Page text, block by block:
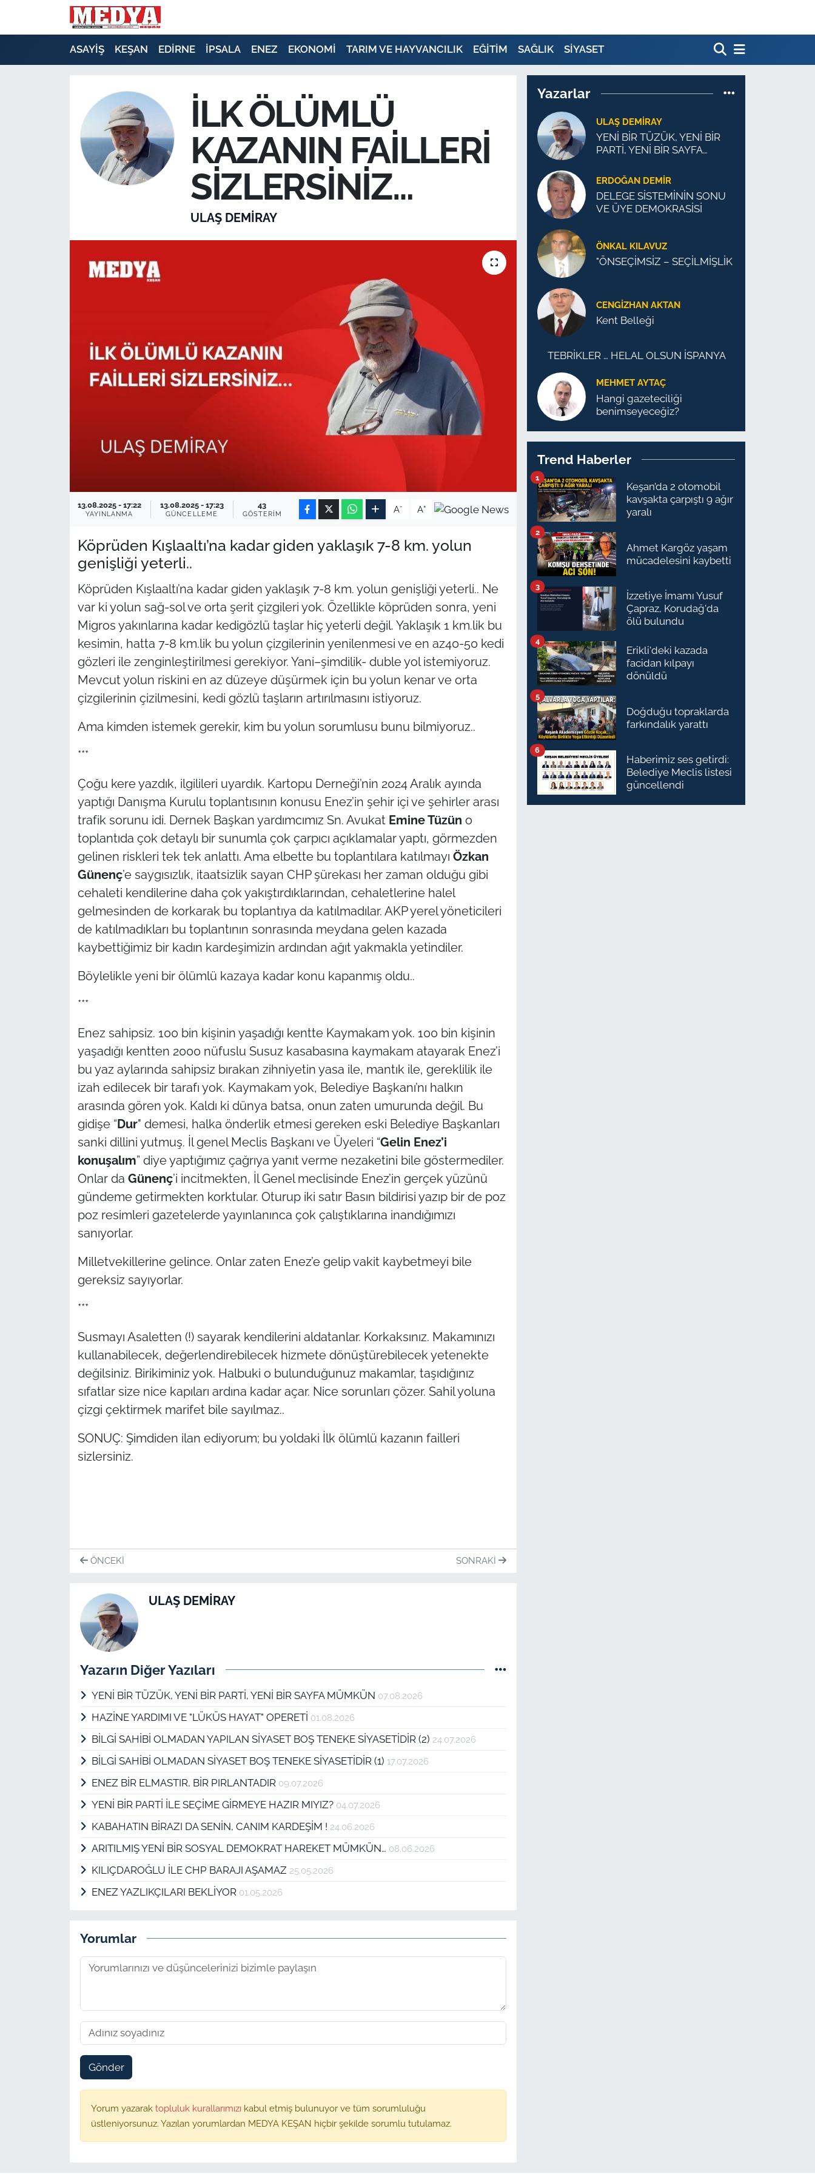
ASAYİŞ KEŞAN EDİRNE İPSALA ENEZ EKONOMİ TARIM VE HAYVANCILIK EĞİTİM SAĞLIK SİYASET
İLK ÖLÜMLÜ
KAZANIN FAİLLERİ
SİZLERSİNİZ…
ULAŞ DEMİRAY
13.08.2025 - 17:22
YAYINLANMA
13.08.2025 - 17:23
GÜNCELLEME
43
GÖSTERIM A- A+
Köprüden Kışlaaltı’na kadar giden yaklaşık 7-8 km. yolun
genişliği yeterli..
Köprüden Kışlaaltı’na kadar giden yaklaşık 7-8 km. yolun genişliği yeterli.. Ne
var ki yolun sağ-sol ve orta şerit çizgileri yok. Özellikle köprüden sonra, yeni
Migros yakınlarına kadar kedigözlü taşlar hiç yeterli değil. Yaklaşık 1 km.lik bu
kesimin, hatta 7-8 km.lik bu yolun çizgilerinin yenilenmesi ve en az40-50 kedi
gözleri ile zenginleştirilmesi gerekiyor. Yani–şimdilik- duble yol istemiyoruz.
Mevcut yolun riskini en az düzeye düşürmek için bu yolun kenar ve orta
çizgilerinin çizilmesini, kedi gözlü taşların artırılmasını istiyoruz.
Ama kimden istemek gerekir, kim bu yolun sorumlusu bunu bilmiyoruz..
***
Çoğu kere yazdık, ilgilileri uyardık. Kartopu Derneği’nin 2024 Aralık ayında
yaptığı Danışma Kurulu toplantısının konusu Enez’in şehir içi ve şehirler arası
trafik sorunu idi. Dernek Başkan yardımcımız Sn. Avukat Emine Tüzün o
toplantıda çok detaylı bir sunumla çok çarpıcı açıklamalar yaptı, görmezden
gelinen riskleri tek tek anlattı. Ama elbette bu toplantılara katılmayı Özkan
Günenç’e saygısızlık, itaatsizlik sayan CHP şürekası her zaman olduğu gibi
cehaleti kendilerine daha çok yakıştırdıklarından, cehaletlerine halel
gelmesinden de korkarak bu toplantıya da katılmadılar. AKP yerel yöneticileri
de katılmadıkları bu toplantının sonrasında meydana gelen kazada
kaybettiğimiz bir kadın kardeşimizin ardından ağıt yakmakla yetindiler.
Böylelikle yeni bir ölümlü kazaya kadar konu kapanmış oldu..
***
Enez sahipsiz. 100 bin kişinin yaşadığı kentte Kaymakam yok. 100 bin kişinin
yaşadığı kentten 2000 nüfuslu Susuz kasabasına kaymakam atayarak Enez’i
bu yaz aylarında sahipsiz bırakan zihniyetin yasa ile, mantık ile, gereklilik ile
izah edilecek bir tarafı yok. Kaymakam yok, Belediye Başkanı’nı halkın
arasında gören yok. Kaldı ki dünya batsa, onun zaten umurunda değil. Bu
gidişe “Dur" demesi, halka önderlik etmesi gereken eski Belediye Başkanları
sanki dillini yutmuş. İl genel Meclis Başkanı ve Üyeleri “Gelin Enez’i
konuşalım” diye yaptığımız çağrıya yanıt verme nezaketini bile göstermediler.
Onlar da Günenç’i incitmekten, İl Genel meclisinde Enez’in gerçek yüzünü
gündeme getirmekten korktular. Oturup iki satır Basın bildirisi yazıp bir de poz
poz resimleri gazetelerde yayınlanınca çok çalıştıklarına inandığımızı
sanıyorlar.
Milletvekillerine gelince. Onlar zaten Enez’e gelip vakit kaybetmeyi bile
gereksiz sayıyorlar.
***
Susmayı Asaletten (!) sayarak kendilerini aldatanlar. Korkaksınız. Makamınızı
kullanabilecek, değerlendirebilecek hizmete dönüştürebilecek yetenekte
değilsiniz. Birikiminiz yok. Halbuki o bulunduğunuz makamlar, taşıdığınız
sıfatlar size nice kapıları ardına kadar açar. Nice sorunları çözer. Sahil yoluna
çizgi çektirmek marifet bile sayılmaz..
SONUÇ: Şimdiden ilan ediyorum; bu yoldaki İlk ölümlü kazanın failleri
sizlersiniz.
ÖNCEKI SONRAKI
ULAŞ DEMİRAY
Yazarın Diğer Yazıları
YENİ BİR TÜZÜK, YENİ BİR PARTİ, YENİ BİR SAYFA MÜMKÜN 07.08.2026
HAZİNE YARDIMI VE "LÜKÜS HAYAT" OPERETİ 01.08.2026
BİLGİ SAHİBİ OLMADAN YAPILAN SİYASET BOŞ TENEKE SİYASETİDİR (2) 24.07.2026
BİLGİ SAHİBİ OLMADAN SİYASET BOŞ TENEKE SİYASETİDİR (1) 17.07.2026
ENEZ BİR ELMASTIR, BİR PIRLANTADIR 09.07.2026
YENİ BİR PARTİ İLE SEÇİME GİRMEYE HAZIR MIYIZ? 04.07.2026
KABAHATIN BİRAZI DA SENİN, CANIM KARDEŞİM ! 24.06.2026
ARITILMIŞ YENİ BİR SOSYAL DEMOKRAT HAREKET MÜMKÜN… 08.06.2026
KILIÇDAROĞLU İLE CHP BARAJI AŞAMAZ 25.05.2026
ENEZ YAZLIKÇILARI BEKLİYOR 01.05.2026
Yorumlar
Gönder
Yorum yazarak topluluk kurallarımızı kabul etmiş bulunuyor ve tüm sorumluluğu
üstleniyorsunuz. Yazılan yorumlardan MEDYA KEŞAN hiçbir şekilde sorumlu tutulamaz.
Yazarlar
ULAŞ DEMİRAY
YENİ BİR TÜZÜK, YENİ BİR
PARTİ, YENİ BİR SAYFA
ERDOĞAN DEMIR
DELEGE SİSTEMİNİN SONU
VE ÜYE DEMOKRASİSİ
ÖNKAL KILAVUZ
"ÖNSEÇİMSİZ – SEÇİLMİŞLİK
CENGİZHAN AKTAN
Kent Belleği
TEBRİKLER … HELAL OLSUN İSPANYA
MEHMET AYTAÇ
Hangi gazeteciliği
benimseyeceğiz?
Trend Haberler
Keşan’da 2 otomobil
kavşakta çarpıştı 9 ağır
yaralı
1
Ahmet Kargöz yaşam
mücadelesini kaybetti
2
İzzetiye İmamı Yusuf
Çapraz, Korudağ'da
ölü bulundu
3
Erikli'deki kazada
facidan kılpayı
dönüldü
4
Doğduğu topraklarda
farkındalık yarattı
5
Haberimiz ses getirdi:
Belediye Meclis listesi
güncellendi
6
KIRKLARELİ
ÇANAKKALE
TÜRKİYE
Flaş Haber
İş Dünyası
Bilim Teknoloji
English News
Canlı Maç
Gündem-Eğitim